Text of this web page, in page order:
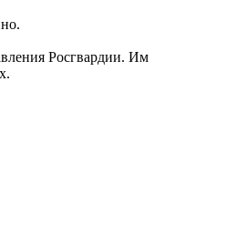
Росгвардии. Им